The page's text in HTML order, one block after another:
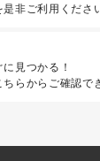
非ご利用くださ
見つかる！
らからご確認で